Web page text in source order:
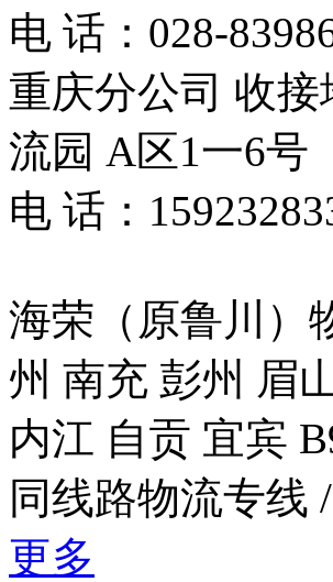
电 话：028-
重庆分公司 收
流园 A区1一6号
电 话：
海荣（原鲁川）
州 南充 彭州 眉
内江 自贡 宜宾
同线路物流专线
更多